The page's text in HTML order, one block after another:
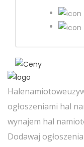
ogłoszeniami hal
wynajem hal
Dodawaj